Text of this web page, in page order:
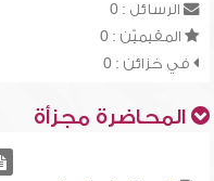
الرسائل : 0
المقيميّن : 0
في خزائن : 0
المحاضرة مجزأة